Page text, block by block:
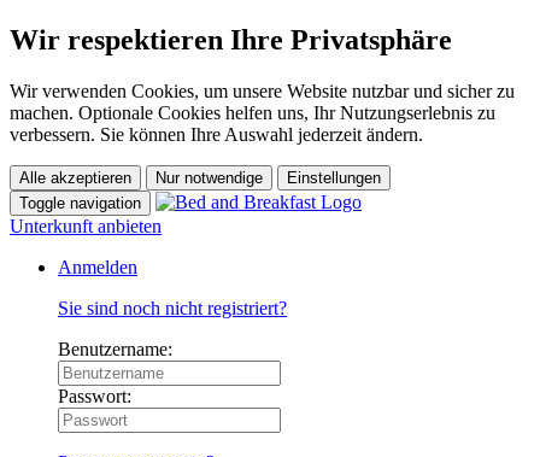
Wir respektieren Ihre Privatsphäre
Wir verwenden Cookies, um unsere Website nutzbar und sicher zu
machen. Optionale Cookies helfen uns, Ihr Nutzungserlebnis zu
verbessern. Sie können Ihre Auswahl jederzeit ändern.
Alle akzeptieren Nur notwendige
Einstellungen
Toggle navigation
Unterkunft anbieten
Anmelden
Sie sind noch nicht registriert?
Benutzername:
Passwort: